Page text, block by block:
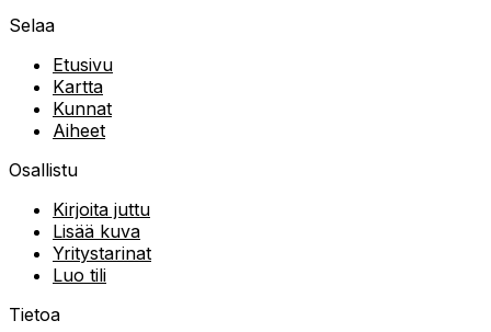
Selaa
Etusivu
Kartta
Kunnat
Aiheet
Osallistu
Kirjoita juttu
Lisää kuva
Yritystarinat
Luo tili
Tietoa